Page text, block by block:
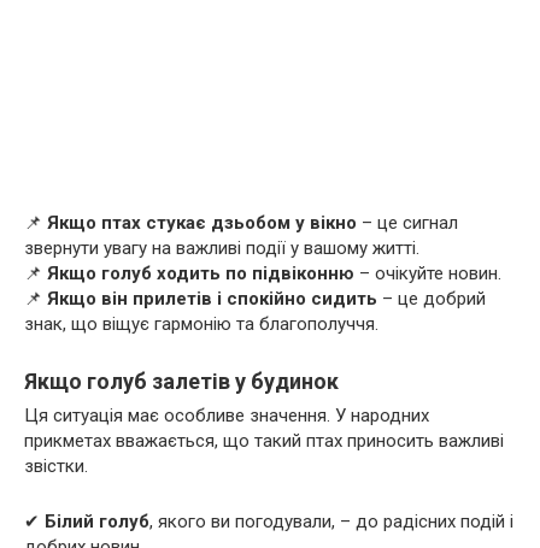
📌 Якщо птах стукає дзьобом у вікно – це сигнал
звернути увагу на важливі події у вашому житті.
📌 Якщо голуб ходить по підвіконню – очікуйте новин.
📌 Якщо він прилетів і спокійно сидить – це добрий
знак, що віщує гармонію та благополуччя.
Якщо голуб залетів у будинок
Ця ситуація має особливе значення. У народних
прикметах вважається, що такий птах приносить важливі
звістки.
✔ Білий голуб, якого ви погодували, – до радісних подій і